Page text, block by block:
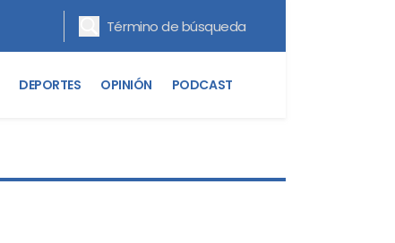
DEPORTES OPINIÓN PODCAST